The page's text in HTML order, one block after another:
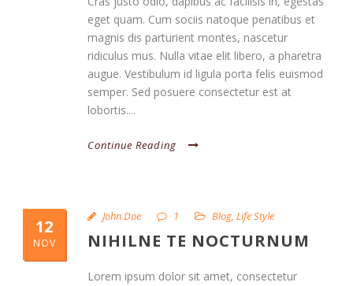
eget quam. Cum sociis natoque penatibus et
magnis dis parturient montes, nascetur
ridiculus mus. Nulla vitae elit libero, a pharetra
augue. Vestibulum id ligula porta felis euismod
semper. Sed posuere consectetur est at
lobortis....
Continue Reading
12
NOV
John Doe 1 Blog, Life Style
NIHILNE TE NOCTURNUM
Lorem ipsum dolor sit amet, consectetur